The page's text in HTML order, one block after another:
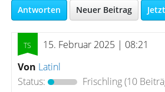
Antworten Neuer Beitrag
15. Februar 2025 | 08:21
Von Latinl
Status:
Frischling(10